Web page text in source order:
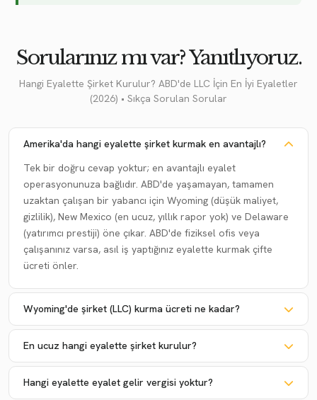
Sorularınız mı var? Yanıtlıyoruz.
Hangi Eyalette Şirket Kurulur? ABD'de LLC İçin En İyi Eyaletler
(2026) • Sıkça Sorulan Sorular
Amerika'da hangi eyalette şirket kurmak en avantajlı?
Tek bir doğru cevap yoktur; en avantajlı eyalet
operasyonunuza bağlıdır. ABD'de yaşamayan, tamamen
uzaktan çalışan bir yabancı için Wyoming (düşük maliyet,
gizlilik), New Mexico (en ucuz, yıllık rapor yok) ve Delaware
(yatırımcı prestiji) öne çıkar. ABD'de fiziksel ofis veya
çalışanınız varsa, asıl iş yaptığınız eyalette kurmak çifte
ücreti önler.
Wyoming'de şirket (LLC) kurma ücreti ne kadar?
En ucuz hangi eyalette şirket kurulur?
Hangi eyalette eyalet gelir vergisi yoktur?